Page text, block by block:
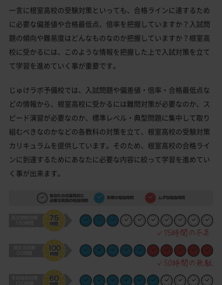
一言に根室高校の受験対策といっても、合格ラインに達するため
に必要な偏差値や合格最低点、倍率を把握していますか？入試問
題の傾向や難易度はどんなものなのか把握していますか？根室高
校に受かるには、このような情報を把握した上で入試対策を立て
て学習を進めていく事が重要です。
じゅけラボ予備校では、入試問題や偏差値・倍率・合格最低点な
どの情報から、根室高校に受かるには難問対策が必要なのか、ス
ピード演習が必要なのか、標準レベル・典型問題に集中して取り
組むべきなのかなどの各教科の対策を立て、根室高校の受験対策
カリキュラムを提供しています。そのため、根室高校の合格ライ
ンに到達するためにあなたに必要な内容に絞って学習を進めてい
く事が出来ます。